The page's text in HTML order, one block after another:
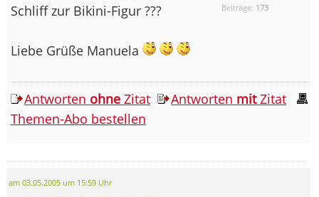
Beiträge: 173
Schliff zur Bikini-Figur ???
Liebe Grüße Manuela
Antworten ohne Zitat Antworten mitZitat
Themen-Abo bestellen
am 03.05.2005 um 15:59 Uhr